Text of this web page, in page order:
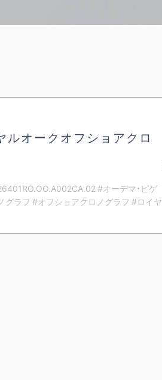
ルオークオフショアクロ
#オーデマ・ピゲ
グラフ #オフショアクロノグラフ #ロイヤ